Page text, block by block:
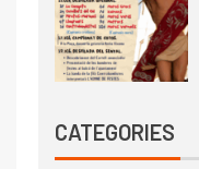
CATEGORIES